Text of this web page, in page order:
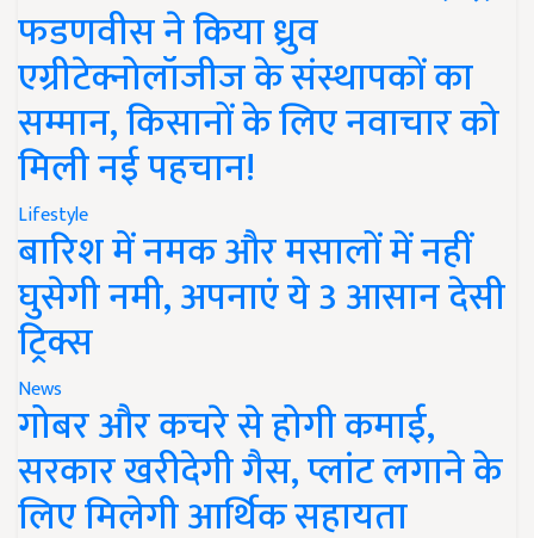
फडणवीस ने किया ध्रुव
एग्रीटेक्नोलॉजीज के संस्थापकों का
सम्मान, किसानों के लिए नवाचार को
मिली नई पहचान!
Lifestyle
बारिश में नमक और मसालों में नहीं
घुसेगी नमी, अपनाएं ये 3 आसान देसी
ट्रिक्स
News
गोबर और कचरे से होगी कमाई,
सरकार खरीदेगी गैस, प्लांट लगाने के
लिए मिलेगी आर्थिक सहायता